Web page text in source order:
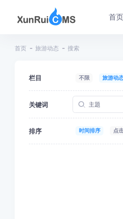
首页
首页 旅游动态 搜索
栏目 不限 旅游动
关键词
排序 时间排序 点